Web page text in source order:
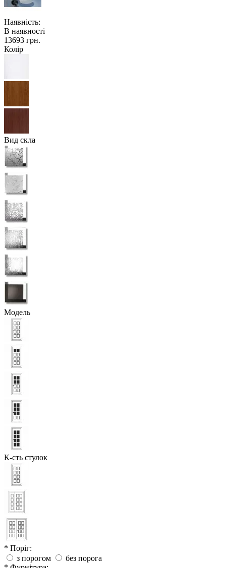
Наявність:
В наявності
13693 грн.
Колір
Вид скла
Модель
К-сть стулок
* Поріг:
з порогом
без порога